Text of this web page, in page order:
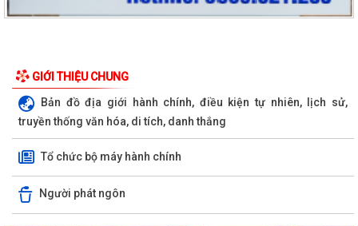
GIỚI THIỆU CHUNG
Bản đồ địa giới hành chính, điều kiện tự nhiên, lịch sử,
truyền thống văn hóa, di tích, danh thắng
Tổ chức bộ máy hành chính
Người phát ngôn